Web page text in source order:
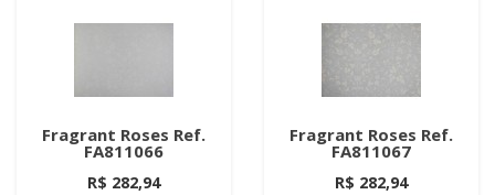
Fragrant Roses Ref.
FA811066
R$ 282,94
Fragrant Roses Ref.
FA811067
R$ 282,94